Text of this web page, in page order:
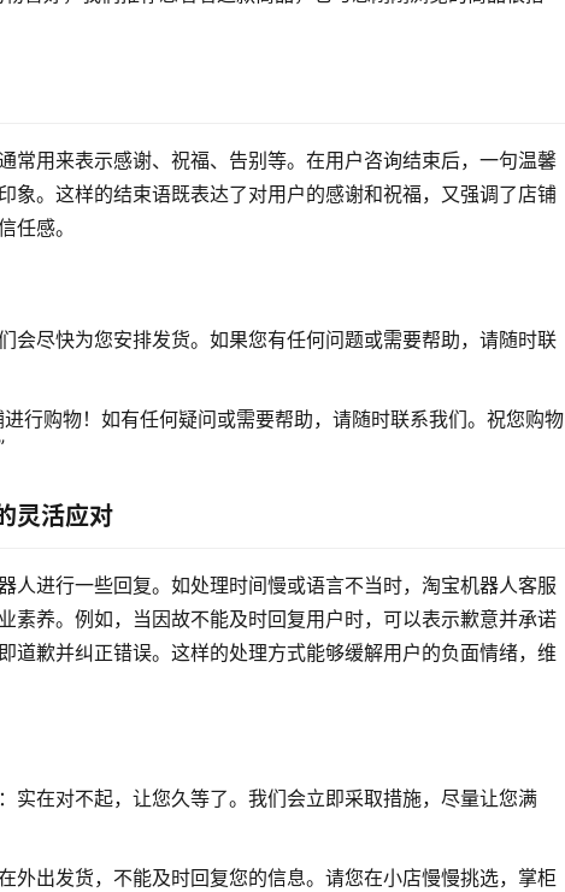
常用来表示感谢、祝福、告别等。在用户咨询结束后，一句温馨
象。这样的结束语既表达了对用户的感谢和祝福，又强调了店铺
任感。
会尽快为您安排发货。如果您有任何问题或需要帮助，请随时联
行购物！如有任何疑问或需要帮助，请随时联系我们。祝您购物
灵活应对
人进行一些回复。如处理时间慢或语言不当时，淘宝机器人客服
素养。例如，当因故不能及时回复用户时，可以表示歉意并承诺
道歉并纠正错误。这样的处理方式能够缓解用户的负面情绪，维
实在对不起，让您久等了。我们会立即采取措施，尽量让您满
外出发货，不能及时回复您的信息。请您在小店慢慢挑选，掌柜